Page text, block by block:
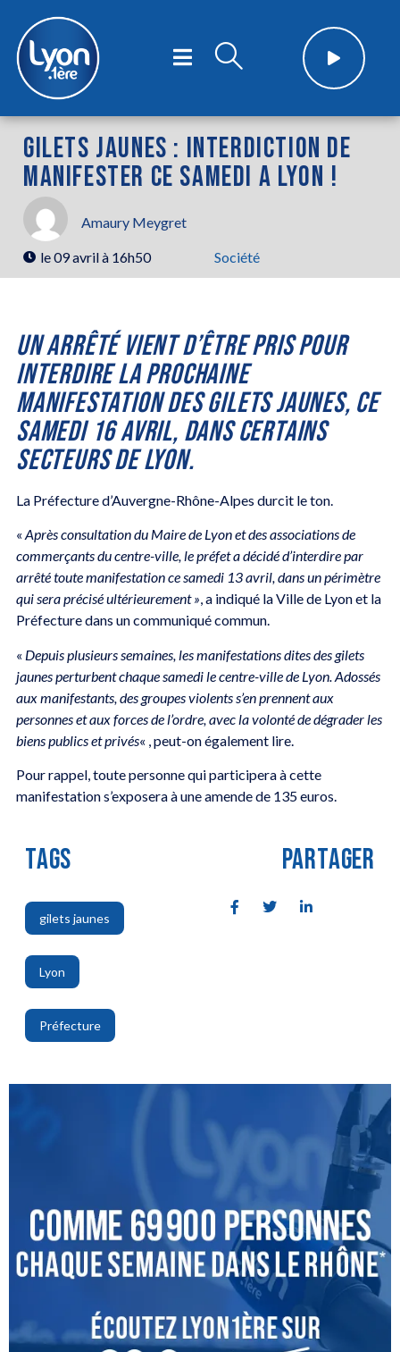
GILETS JAUNES : INTERDICTION DE
MANIFESTER CE SAMEDI A LYON !
Amaury Meygret
le09 avril à 16h50 Société
UN ARRÊTÉ VIENT D’ÊTRE PRIS POUR
INTERDIRE LA PROCHAINE
MANIFESTATION DES GILETS JAUNES, CE
SAMEDI 16 AVRIL, DANS CERTAINS
SECTEURS DE LYON.
La Préfecture d’Auvergne-Rhône-Alpes durcit le ton.
« Après consultation du Maire de Lyon et des associations de
commerçants du centre-ville, le préfet a décidé d’interdire par
arrêté toute manifestation ce samedi 13 avril, dans un périmètre
qui sera précisé ultérieurement », a indiqué la Ville de Lyon et la
Préfecture dans un communiqué commun.
« Depuis plusieurs semaines, les manifestations dites des gilets
jaunes perturbent chaque samedi le centre-ville de Lyon. Adossés
aux manifestants, des groupes violents s’en prennent aux
personnes et aux forces de l’ordre, avec la volonté de dégrader les
biens publics et privés« , peut-on également lire.
Pour rappel, toute personne qui participera à cette
manifestation s’exposera à une amende de 135 euros.
TAGS
gilets jaunes
,
Lyon
,
Préfecture
PARTAGER